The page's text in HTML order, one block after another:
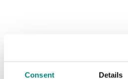
Consent Details
Estructura robusta